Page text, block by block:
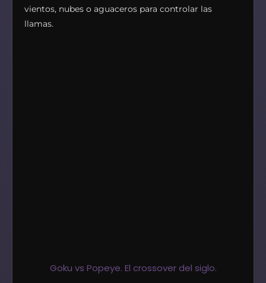
vientos, nubes o aguaceros para controlar las
llamas.
Goku vs Popeye. El crossover del siglo.